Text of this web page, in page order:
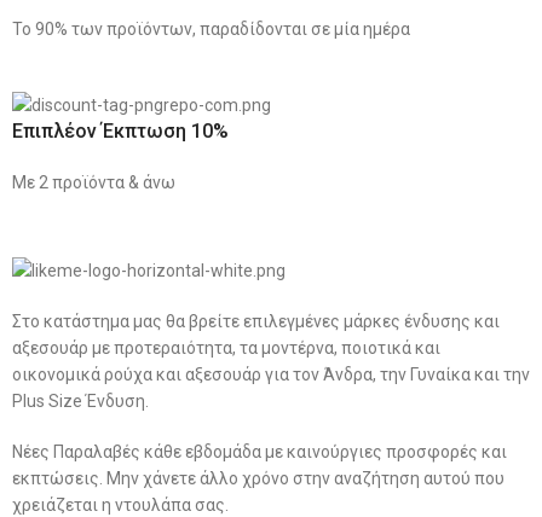
Το 90% των προϊόντων, παραδίδονται σε μία ημέρα
Επιπλέον Έκπτωση 10%
Με 2 προϊόντα & άνω
Στο κατάστημα μας θα βρείτε επιλεγμένες μάρκες ένδυσης και
αξεσουάρ με προτεραιότητα, τα μοντέρνα, ποιοτικά και
οικονομικά ρούχα και αξεσουάρ για τον Άνδρα, την Γυναίκα και την
Plus Size Ένδυση.
Νέες Παραλαβές κάθε εβδομάδα με καινούργιες προσφορές και
εκπτώσεις. Μην χάνετε άλλο χρόνο στην αναζήτηση αυτού που
χρειάζεται η ντουλάπα σας.